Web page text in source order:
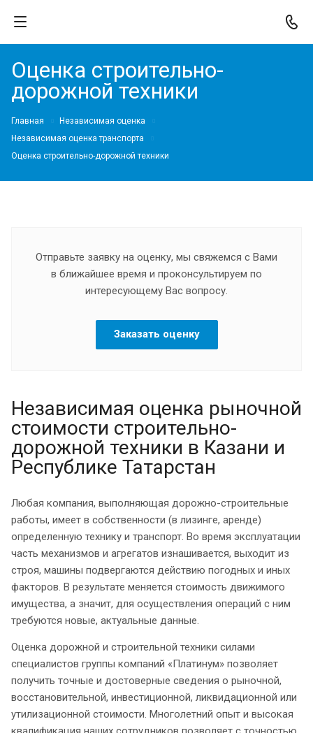
Оценка строительно-
дорожной техники
Главная
Независимая оценка
Независимая оценка транспорта
Оценка строительно-дорожной техники
Отправьте заявку на оценку, мы свяжемся с Вами
в ближайшее время и проконсультируем по
интересующему Вас вопросу.
Заказать оценку
Независимая оценка рыночной
стоимости строительно-
дорожной техники в Казани и
Республике Татарстан
Любая компания, выполняющая дорожно-строительные
работы, имеет в собственности (в лизинге, аренде)
определенную технику и транспорт. Во время эксплуатации
часть механизмов и агрегатов изнашивается, выходит из
строя, машины подвергаются действию погодных и иных
факторов. В результате меняется стоимость движимого
имущества, а значит, для осуществления операций с ним
требуются новые, актуальные данные.
Оценка дорожной и строительной техники силами
специалистов группы компаний «Платинум» позволяет
получить точные и достоверные сведения о рыночной,
восстановительной, инвестиционной, ликвидационной или
утилизационной стоимости. Многолетний опыт и высокая